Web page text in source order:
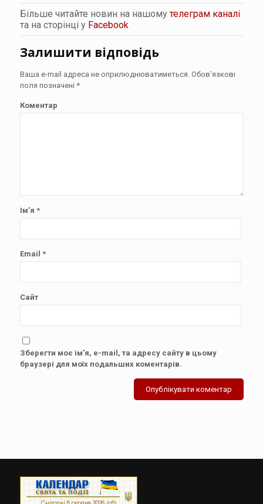
Більше читайте новин на нашомутелеграм каналі
та на сторінці у Facebook
Залишити відповідь
Ваша e-mail адреса не оприлюднюватиметься. Обов’язкові
поля позначені *
Коментар
Ім’я *
Email *
Сайт
Зберегти моє ім'я, e-mail, та адресу сайту в цьому
браузері для моїх подальших коментарів.